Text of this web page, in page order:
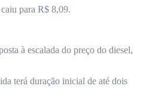
para R$ 8,09.
à escalada do preço do diesel,
terá duração inicial de até dois